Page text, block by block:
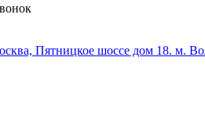
Пятницкое шоссе дом 18. м.